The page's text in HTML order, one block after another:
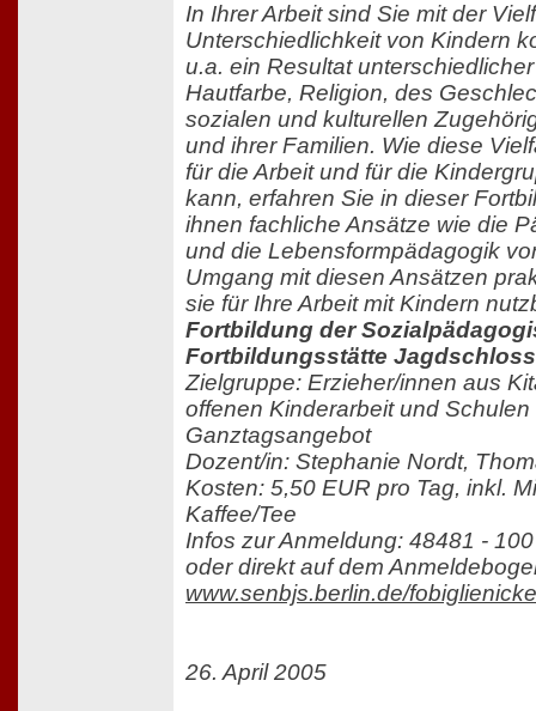
In Ihrer Arbeit sind Sie mit der
Unterschiedlichkeit von Kindern
u.a. ein Resultat
Hautfarbe, Religion, des
sozialen und kulturellen
und ihrer Familien. Wie diese
für die Arbeit und für die
kann, erfahren Sie in dieser
ihnen fachliche Ansätze wie die
und die Lebensformpädagogik
Umgang mit diesen Ansätzen
sie für Ihre Arbeit mit Kindern
Fortbildung der
Fortbildungsstätte
Zielgruppe: Erzieher/innen aus
offenen Kinderarbeit und Schulen
Ganztagsangebot
Dozent/in: Stephanie Nordt,
Kosten: 5,50 EUR pro Tag, inkl.
Kaffee/Tee
Infos zur Anmeldung: 48481 -
oder direkt auf dem
www.senbjs.berlin.de/fobiglienicke
26. April 2005